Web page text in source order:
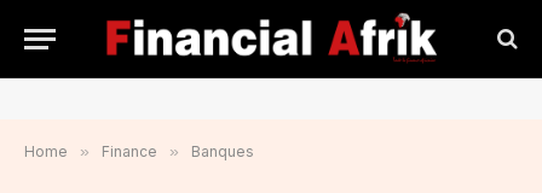
Home » Finance » Banques